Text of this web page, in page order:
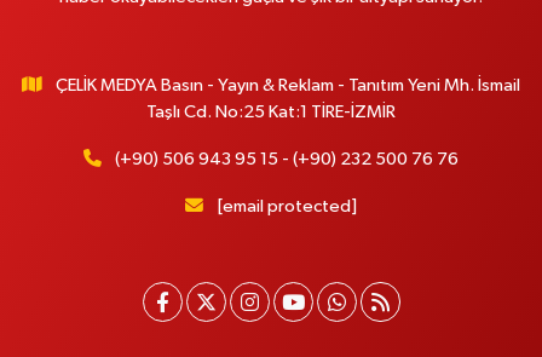
ÇELİK MEDYA Basın - Yayın & Reklam - Tanıtım Yeni Mh. İsmail
Taşlı Cd. No:25 Kat:1 TİRE-İZMİR
(+90) 506 943 95 15 - (+90) 232 500 76 76
[email protected]